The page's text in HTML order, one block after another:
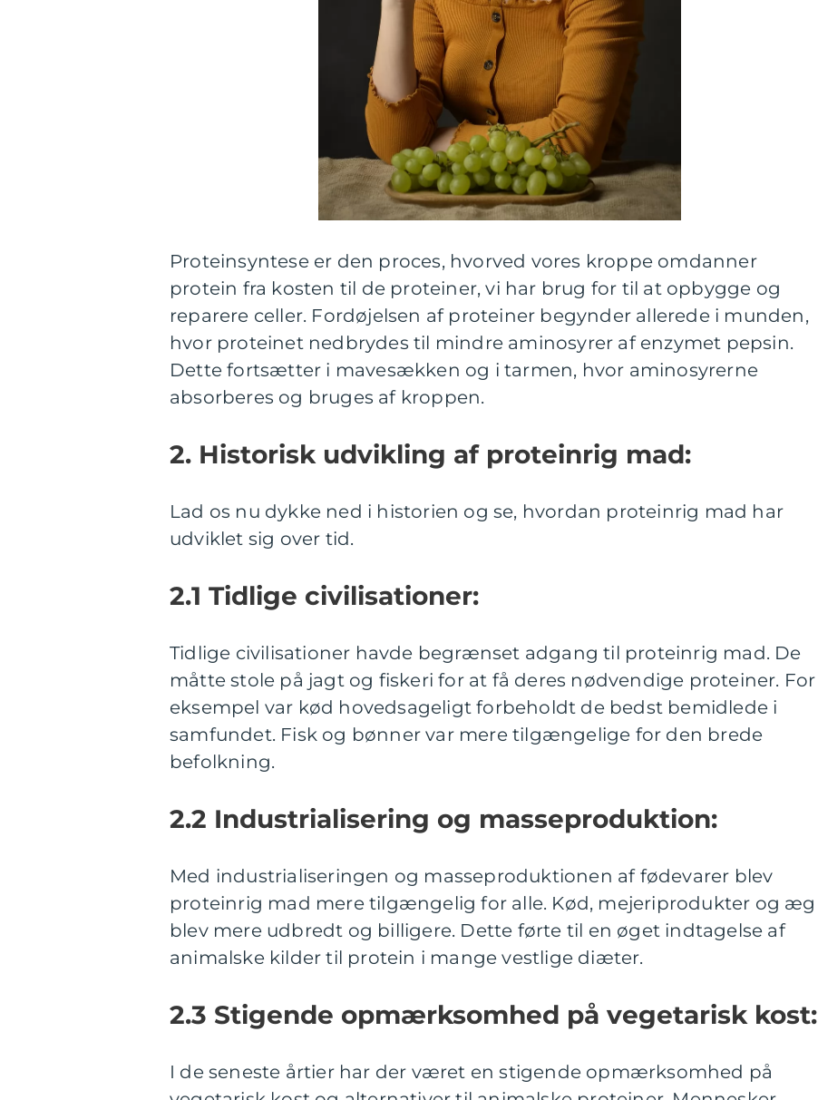
Proteinsyntese er den proces, hvorved vores kroppe omdanner
protein fra kosten til de proteiner, vi har brug for til at opbygge og
reparere celler. Fordøjelsen af proteiner begynder allerede i munden,
hvor proteinet nedbrydes til mindre aminosyrer af enzymet pepsin.
Dette fortsætter i mavesækken og i tarmen, hvor aminosyrerne
absorberes og bruges af kroppen.
2. Historisk udvikling af proteinrig mad:
Lad os nu dykke ned i historien og se, hvordan proteinrig mad har
udviklet sig over tid.
2.1 Tidlige civilisationer:
Tidlige civilisationer havde begrænset adgang til proteinrig mad. De
måtte stole på jagt og fiskeri for at få deres nødvendige proteiner. For
eksempel var kød hovedsageligt forbeholdt de bedst bemidlede i
samfundet. Fisk og bønner var mere tilgængelige for den brede
befolkning.
2.2 Industrialisering og masseproduktion:
Med industrialiseringen og masseproduktionen af fødevarer blev
proteinrig mad mere tilgængelig for alle. Kød, mejeriprodukter og æg
blev mere udbredt og billigere. Dette førte til en øget indtagelse af
animalske kilder til protein i mange vestlige diæter.
2.3 Stigende opmærksomhed på vegetarisk kost:
I de seneste årtier har der været en stigende opmærksomhed på